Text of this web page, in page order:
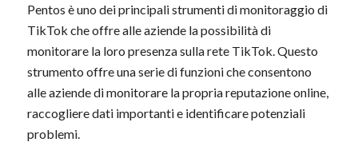
Pentos è uno dei principali strumenti di monitoraggio di
TikTok che offre alle aziende la possibilità di
monitorare la loro presenza sulla rete TikTok. Questo
strumento offre una serie di funzioni che consentono
alle aziende di monitorare la propria reputazione online,
raccogliere dati importanti e identificare potenziali
problemi.